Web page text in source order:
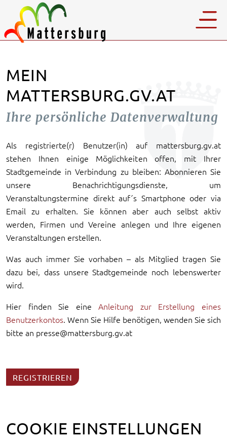
MEIN
MATTERSBURG.GV.AT
Ihre persönliche Datenverwaltung
Als registrierte(r) Benutzer(in) auf mattersburg.gv.at
stehen Ihnen einige Möglichkeiten offen, mit Ihrer
Stadtgemeinde in Verbindung zu bleiben: Abonnieren Sie
unsere Benachrichtigungsdienste, um
Veranstaltungstermine direkt auf´s Smartphone oder via
Email zu erhalten. Sie können aber auch selbst aktiv
werden, Firmen und Vereine anlegen und Ihre eigenen
Veranstaltungen erstellen.
Was auch immer Sie vorhaben – als Mitglied tragen Sie
dazu bei, dass unsere Stadtgemeinde noch lebenswerter
wird.
Hier finden Sie eineAnleitung zur Erstellung eines
Benutzerkontos. Wenn Sie Hilfe benötigen, wenden Sie sich
bitte an presse@mattersburg.gv.at
REGISTRIEREN
COOKIE EINSTELLUNGEN